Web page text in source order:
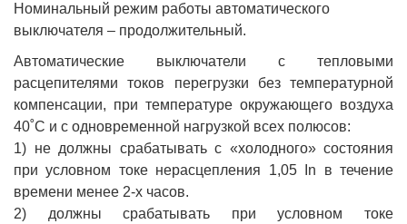
Номинальный режим работы автоматического
выключателя – продолжительный.
Автоматические выключатели с тепловыми
расцепителями токов перегрузки без температурной
компенсации, при температуре окружающего воздуха
40˚С и с одновременной нагрузкой всех полюсов:
1) не должны срабатывать с «холодного» состояния
при условном токе нерасцепления 1,05 In в течение
времени менее 2-х часов.
2) должны срабатывать при условном токе